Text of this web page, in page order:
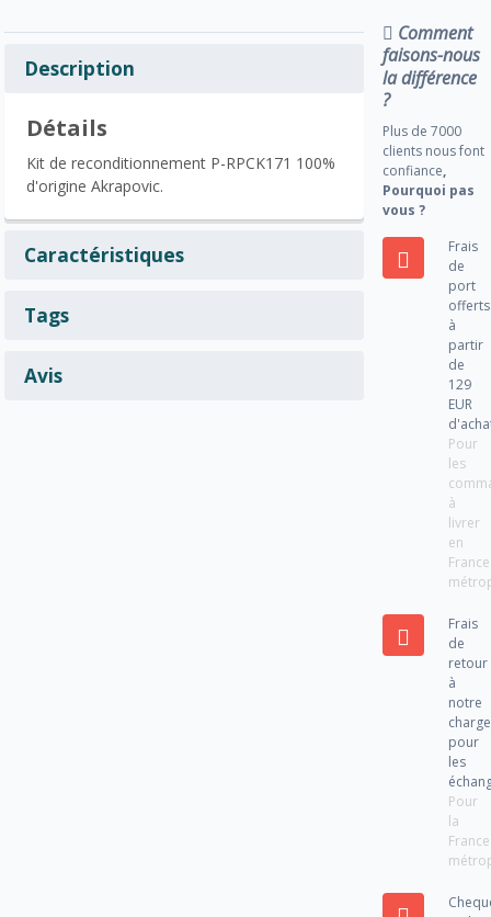
Description
Détails
Kit de reconditionnement P-RPCK171 100%
d'origine Akrapovic.
Caractéristiques
Tags
Avis
Comment
faisons-nous
la différence
?
Plus de 7000
clients nous font
confiance,
Pourquoi pas
vous ?
Frais
de
port
offerts
à
partir
de
129
EUR
Pour
les
à
livrer
en
France
Frais
de
retour
à
notre
charge
pour
les
Pour
la
France